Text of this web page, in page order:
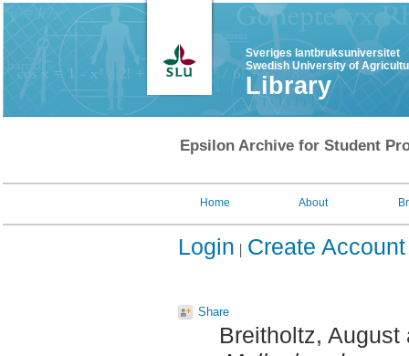
Sveriges lantbruksuniversitet
Swedish University of
Library
Epsilon Archive for Student
Home About
Login Create Account
Share
Breitholtz, August